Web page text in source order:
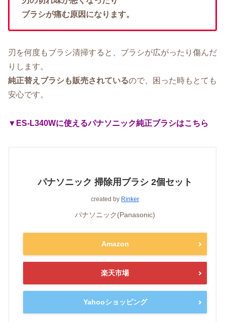
ブラシが痛む原因になります。
刃を何度もブラシ清掃すると、ブラシが広がったり傷んだ
りします。
純正替えブラシも販売されているので、困った時もとても
安心です。
▼ES-L340Wに使えるパナソニック純正ブラシはこちら
パナソニック 掃除用ブラシ 2個セット
created by Rinker
パナソニック(Panasonic)
Amazon
楽天市場
Yahooショッピング